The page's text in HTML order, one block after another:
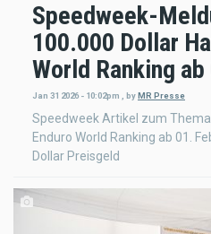
Speedweek-
100.000 Dollar
World Ranking
Jan 31 2026 - 10:02pm , by MR Presse
Speedweek Artikel zum Thema
Enduro World Ranking ab 01.
Dollar Preisgeld